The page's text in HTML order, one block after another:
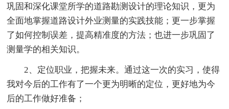
巩固和深化课堂所学的道路勘测设计的理论知识，更为
全面地掌握道路设计外业测量的实践技能；更一步掌握
了如何控制误差，提高精准度的方法；也进一步巩固了
测量学的相关知识。
2、定位职业，把握未来。通过这一次的实习，使得
我对今后的工作有了一个更为明晰的定位，更好地为今
后的工作做好准备；